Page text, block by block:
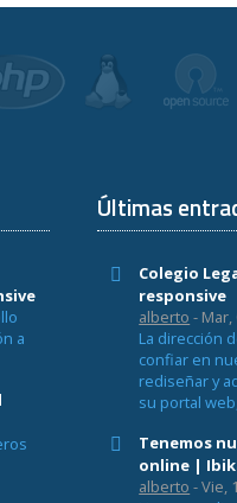
a
Últimas
Colegio
responsive
alberto - Mar,
La dirección
confiar en
rediseñar y
su portal
Tenemos
online |
alberto - Vie,